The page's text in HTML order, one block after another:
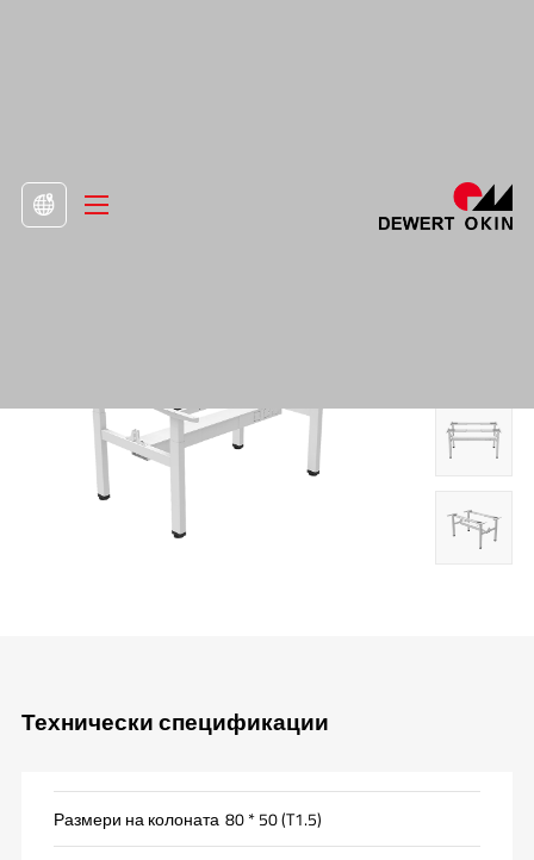
система за пейка за бюро DS4-2 Stage
Технически спецификации
Размери на колоната 80 * 50 (T1.5)